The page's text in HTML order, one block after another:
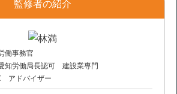
監修者の紹介
働事務官
知労働局長認可 建設業専門
アドバイザー